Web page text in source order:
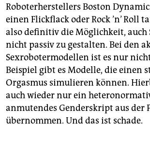
Roboterherstellers Boston
einen Flickflack oder Rock ’n’ Roll
also definitiv die Möglichkeit, auch
nicht passiv zu gestalten. Bei den
Sexrobotermodellen ist es nur
Beispiel gibt es Modelle, die einen
Orgasmus simulieren können.
auch wieder nur ein
anmutendes Genderskript aus der
übernommen. Und das ist schade.